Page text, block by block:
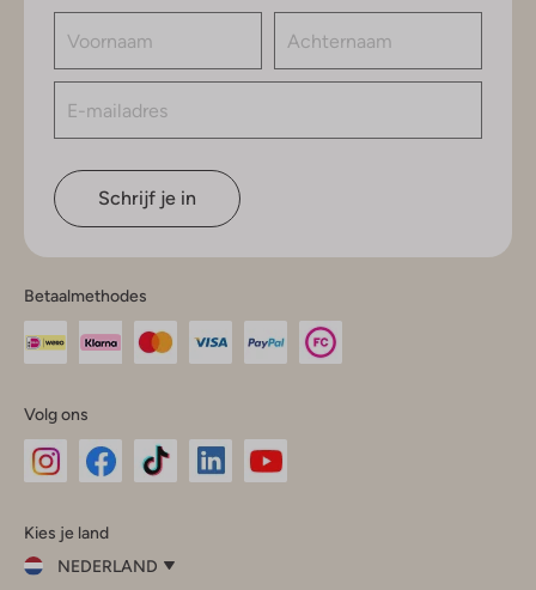
Schrijf je in
Betaalmethodes
Volg ons
InstagramFacebook
Kies je land
NEDERLAND